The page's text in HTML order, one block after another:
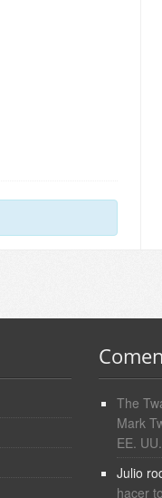
The
Mark
EE. UU.
Julio
hacer